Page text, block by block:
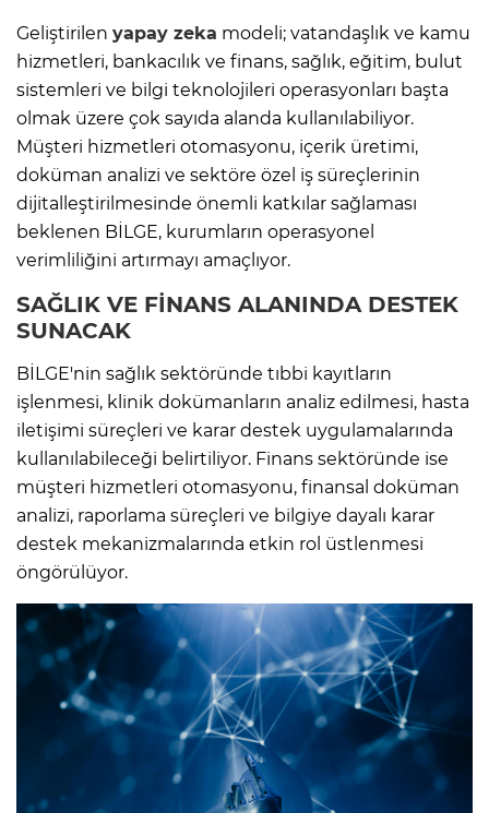
Geliştirilen yapay zeka modeli; vatandaşlık ve kamu
hizmetleri, bankacılık ve finans, sağlık, eğitim, bulut
sistemleri ve bilgi teknolojileri operasyonları başta
olmak üzere çok sayıda alanda kullanılabiliyor.
Müşteri hizmetleri otomasyonu, içerik üretimi,
doküman analizi ve sektöre özel iş süreçlerinin
dijitalleştirilmesinde önemli katkılar sağlaması
beklenen BİLGE, kurumların operasyonel
verimliliğini artırmayı amaçlıyor.
SAĞLIK VE FİNANS ALANINDA DESTEK
SUNACAK
BİLGE'nin sağlık sektöründe tıbbi kayıtların
işlenmesi, klinik dokümanların analiz edilmesi, hasta
iletişimi süreçleri ve karar destek uygulamalarında
kullanılabileceği belirtiliyor. Finans sektöründe ise
müşteri hizmetleri otomasyonu, finansal doküman
analizi, raporlama süreçleri ve bilgiye dayalı karar
destek mekanizmalarında etkin rol üstlenmesi
öngörülüyor.